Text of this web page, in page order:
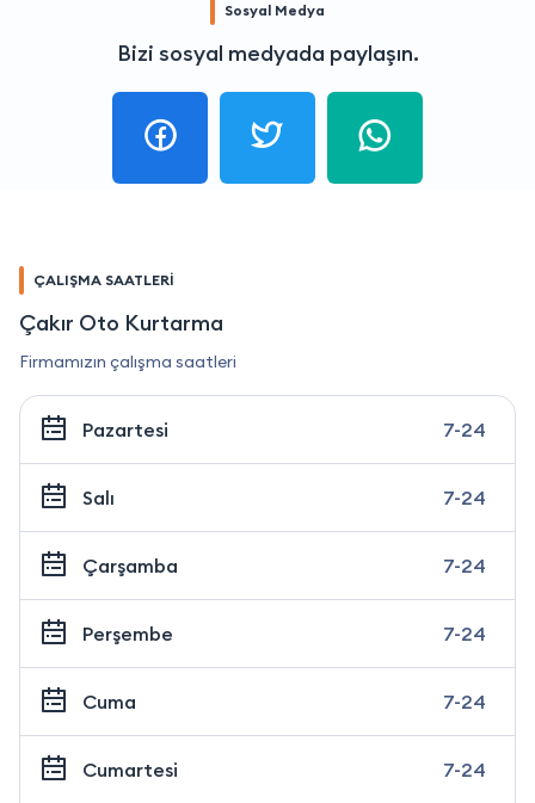
Sosyal Medya
Bizi sosyal medyada paylaşın.
ÇALIŞMA SAATLERİ
Çakır Oto Kurtarma
Firmamızın çalışma saatleri
Pazartesi 7-24
Salı 7-24
Çarşamba 7-24
Perşembe 7-24
Cuma 7-24
Cumartesi 7-24